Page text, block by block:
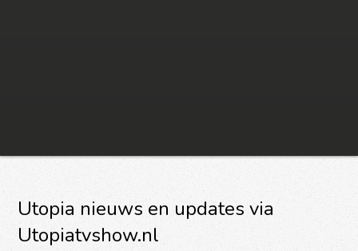
Utopia nieuws en updates via
Utopiatvshow.nl